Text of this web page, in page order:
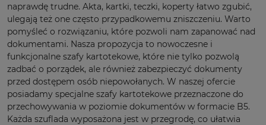
naprawdę trudne. Akta, kartki, teczki, koperty łatwo zgubić,
ulegają też one często przypadkowemu zniszczeniu. Warto
pomyśleć o rozwiązaniu, które pozwoli nam zapanować nad
dokumentami. Nasza propozycja to nowoczesne i
funkcjonalne szafy kartotekowe, które nie tylko pozwolą
zadbać o porządek, ale również zabezpieczyć dokumenty
przed dostępem osób niepowołanych. W naszej ofercie
posiadamy specjalne szafy kartotekowe przeznaczone do
przechowywania w poziomie dokumentów w formacie B5.
Każda szuflada wyposażona jest w przegrodę, co ułatwia